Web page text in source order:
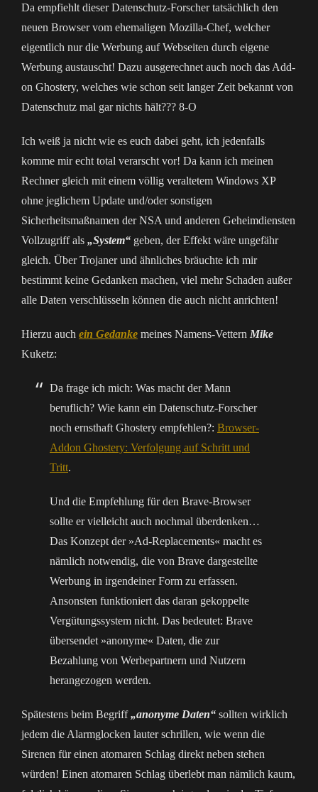
Da empfiehlt dieser Datenschutz-Forscher tatsächlich den
neuen Browser vom ehemaligen Mozilla-Chef, welcher
eigentlich nur die Werbung auf Webseiten durch eigene
Werbung austauscht! Dazu ausgerechnet auch noch das Add-
on Ghostery, welches wie schon seit langer Zeit bekannt von
Datenschutz mal gar nichts hält??? 8-O
Ich weiß ja nicht wie es euch dabei geht, ich jedenfalls
komme mir echt total verarscht vor! Da kann ich meinen
Rechner gleich mit einem völlig veraltetem Windows XP
ohne jeglichem Update und/oder sonstigen
Sicherheitsmaßnamen der NSA und anderen Geheimdiensten
Vollzugriff als „System“ geben, der Effekt wäre ungefähr
gleich. Über Trojaner und ähnliches bräuchte ich mir
bestimmt keine Gedanken machen, viel mehr Schaden außer
alle Daten verschlüsseln können die auch nicht anrichten!
Hierzu auch ein Gedanke meines Namens-Vettern Mike
Kuketz:
Da frage ich mich: Was macht der Mann
beruflich? Wie kann ein Datenschutz-Forscher
noch ernsthaft Ghostery empfehlen?: Browser-
Addon Ghostery: Verfolgung auf Schritt und
Tritt.
Und die Empfehlung für den Brave-Browser
sollte er vielleicht auch nochmal überdenken…
Das Konzept der »Ad-Replacements« macht es
nämlich notwendig, die von Brave dargestellte
Werbung in irgendeiner Form zu erfassen.
Ansonsten funktioniert das daran gekoppelte
Vergütungssystem nicht. Das bedeutet: Brave
übersendet »anonyme« Daten, die zur
Bezahlung von Werbepartnern und Nutzern
herangezogen werden.
Spätestens beim Begriff„anonyme Daten“ sollten wirklich
jedem die Alarmglocken lauter schrillen, wie wenn die
Sirenen für einen atomaren Schlag direkt neben stehen
würden! Einen atomaren Schlag überlebt man nämlich kaum,